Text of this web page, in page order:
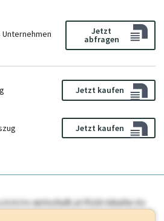
Jetzt
abfragen
Jetzt kaufen
Jetzt kaufen
wirtschaft.at PLUS Inhaltedie
können. Schalten Sie dieses Profil frei